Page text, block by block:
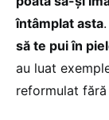
întâmplat asta
să te pui în
au luat
reformulat fără